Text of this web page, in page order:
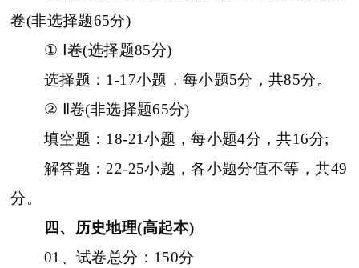
卷(非选择题65分)
① Ⅰ卷(选择题85分)
选择题：1-17小题，每小题5分，共85分。
② Ⅱ卷(非选择题65分)
填空题：18-21小题，每小题4分，共16分;
解答题：22-25小题，各小题分值不等，共49
分。
四、历史地理(高起本)
01、试卷总分：150分